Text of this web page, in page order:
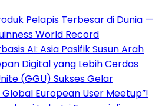
Pelapis Terbesar di Dunia —
World Record
AI: Asia Pasifik Susun Arah
Digital yang Lebih Cerdas
(GGU) Sukses Gelar
Global European User Meetup”!